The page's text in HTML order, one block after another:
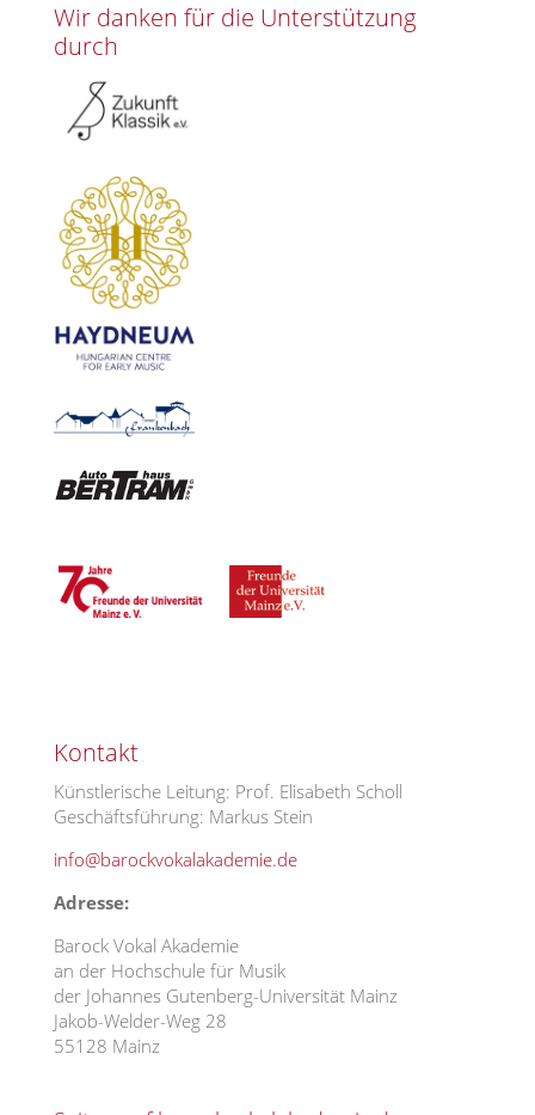
Wir danken für die Unterstützung
durch
Kontakt
Künstlerische Leitung: Prof. Elisabeth Scholl
Geschäftsführung: Markus Stein
info@barockvokalakademie.de
Adresse:
Barock Vokal Akademie
an der Hochschule für Musik
der Johannes Gutenberg-Universität Mainz
Jakob-Welder-Weg 28
55128 Mainz